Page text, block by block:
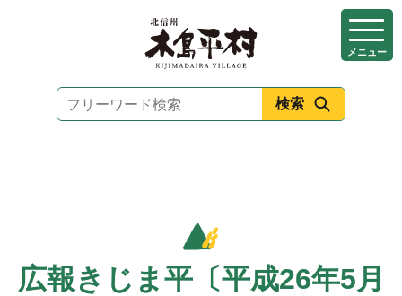
メニュー
広報きじま平〔平成26年5月